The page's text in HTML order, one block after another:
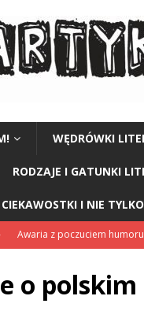
WĘDRÓWKI
RODZAJE I GATUNKI
CIEKAWOSTKI I NIE TYLKO
Awaria z poczuciem
Pomnik Sanitariuszki w
o polskim